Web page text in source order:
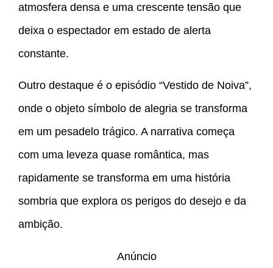
atmosfera densa e uma crescente tensão que
deixa o espectador em estado de alerta
constante.
Outro destaque é o episódio “Vestido de Noiva”,
onde o objeto símbolo de alegria se transforma
em um pesadelo trágico. A narrativa começa
com uma leveza quase romântica, mas
rapidamente se transforma em uma história
sombria que explora os perigos do desejo e da
ambição.
Anúncio